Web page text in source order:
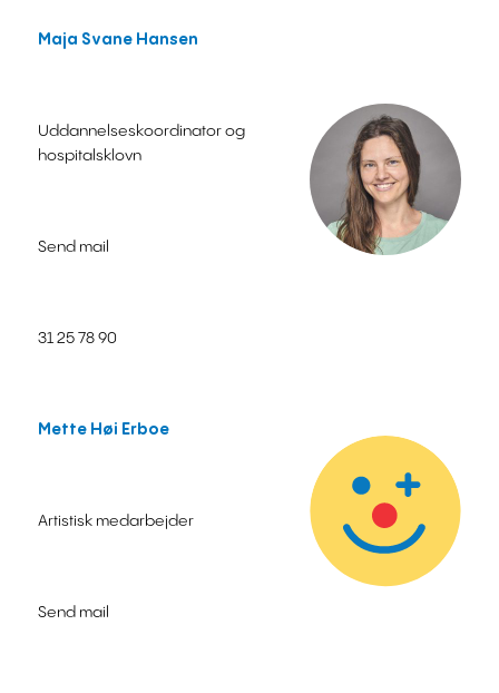
Maja Svane Hansen
Uddannelseskoordinator og
hospitalsklovn
Send mail
31 25 78 90
Mette Høi Erboe
Artistisk medarbejder
Send mail